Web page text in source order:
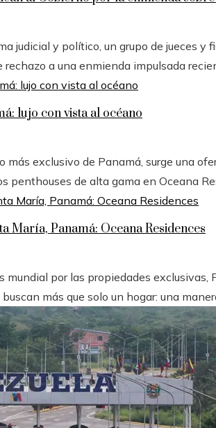
judicial y político, un grupo de jueces y
a una enmienda impulsada
lujo con vista al océano
más exclusivo de Panamá, surge una
penthouses de alta gama en Oceana
María, Panamá: Oceana Residences
mundial por las propiedades exclusivas,
más que solo un hogar: una manera